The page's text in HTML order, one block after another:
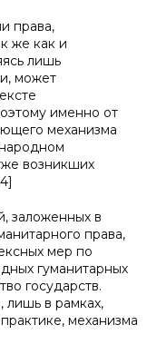
права,
же как и
лишь
может
именно от
механизма
возникших
заложенных в
права,
мер по
гуманитарных
государств.
в рамках,
механизма